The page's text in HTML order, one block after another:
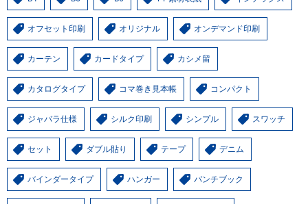
オフセット印刷 オリジナル オンデマンド印刷
カーテン カードタイプ カシメ留
カタログタイプ コマ巻き見本帳 コンパクト
ジャバラ仕様 シルク印刷 シンプル スワッチ
セット ダブル貼り テープ デニム
バインダータイプ ハンガー バンチブック